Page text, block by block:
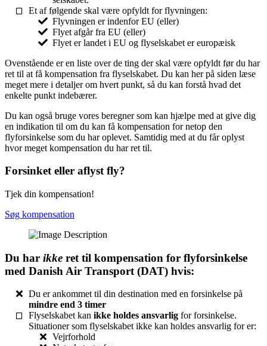
Et af følgende skal være opfyldt for flyvningen:
Flyvningen er indenfor EU (eller)
Flyet afgår fra EU (eller)
Flyet er landet i EU og flyselskabet er europæisk
Ovenstående er en liste over de ting der skal være opfyldt før du har
ret til at få kompensation fra flyselskabet. Du kan her på siden læse
meget mere i detaljer om hvert punkt, så du kan forstå hvad det
enkelte punkt indebærer.
Du kan også bruge vores beregner som kan hjælpe med at give dig
en indikation til om du kan få kompensation for netop den
flyforsinkelse som du har oplevet. Samtidig med at du får oplyst
hvor meget kompensation du har ret til.
Forsinket eller aflyst fly?
Tjek din kompensation!
Søg kompensation
Du har ikke ret til kompensation for flyforsinkelse
med Danish Air Transport (DAT) hvis:
Du er ankommet til din destination med en forsinkelse på
mindre end 3 timer
Flyselskabet kan ikke holdes ansvarlig for forsinkelse.
Situationer som flyselskabet ikke kan holdes ansvarlig for er:
Vejrforhold